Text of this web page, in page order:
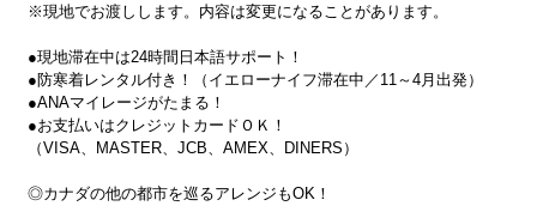
※現地でお渡しします。内容は変更になることがあります。
●現地滞在中は24時間日本語サポート！
●防寒着レンタル付き！（イエローナイフ滞在中／11～4月出発）
●ANAマイレージがたまる！
●お支払いはクレジットカードＯＫ！
（VISA、MASTER、JCB、AMEX、DINERS）
◎カナダの他の都市を巡るアレンジもOK！